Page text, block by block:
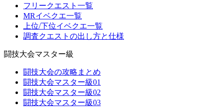
フリークエスト一覧
MRイベクエ一覧
上位/下位イベクエ一覧
調査クエストの出し方と仕様
闘技大会マスター級
闘技大会の攻略まとめ
闘技大会マスター級01
闘技大会マスター級02
闘技大会マスター級03